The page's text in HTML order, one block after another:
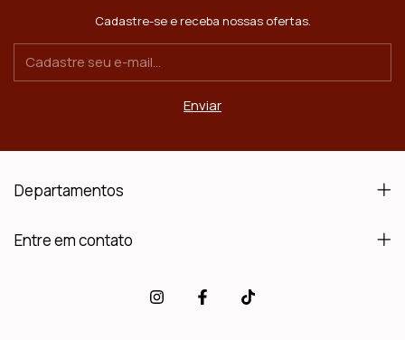
Cadastre-se e receba nossas ofertas.
Departamentos
Entre em contato